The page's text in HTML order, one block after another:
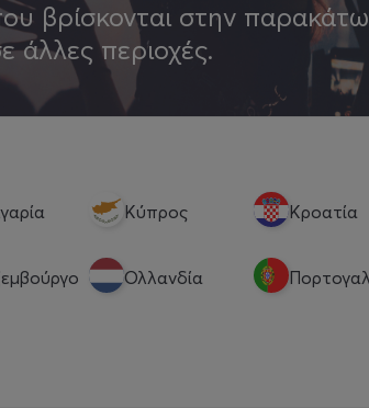
βρίσκονται στην παρακάτω
άλλες περιοχές.
Κύπρος Κροατία
Ολλανδία